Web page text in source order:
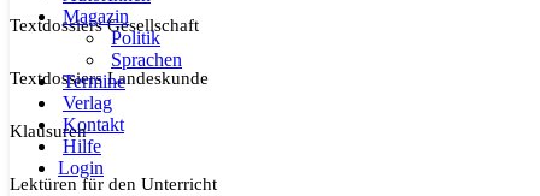
Magazin
Politik
Sprachen
Termine
Verlag
Kontakt
Hilfe
Login
Textdossiers Gesellschaft
Textdossiers Landeskunde
Klausuren
Lektüren für den Unterricht